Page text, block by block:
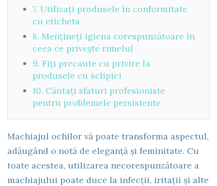
7. Utilizați produsele în conformitate
cu eticheta
8. Mențineți igiena corespunzătoare în
ceea ce privește rimelul
9. Fiți precaute cu privire la
produsele cu sclipici
10. Căutați sfaturi profesioniste
pentru problemele persistente
Machiajul ochilor vă poate transforma aspectul,
adăugând o notă de eleganță și feminitate. Cu
toate acestea, utilizarea necorespunzătoare a
machiajului poate duce la infecții, iritații și alte